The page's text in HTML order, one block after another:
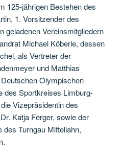
125-jährigen Bestehen des
1. Vorsitzender des
geladenen Vereinsmitgliedern
Michael Köberle, dessen
als Vertreter der
und Matthias
Olympischen
des Sportkreises Limburg-
Vizepräsidentin des
Katja Ferger, sowie der
Turngau Mittellahn,